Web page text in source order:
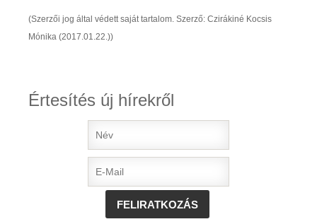
(Szerzői jog által védett saját tartalom. Szerző: Czirákiné Kocsis
Mónika (2017.01.22.))
Értesítés új hírekről